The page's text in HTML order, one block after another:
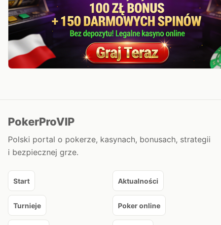
PokerProVIP
Polski portal o pokerze, kasynach, bonusach, strategii
i bezpiecznej grze.
Start Aktualności
Turnieje Poker online